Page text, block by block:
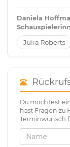
Daniela
Julia Roberts
Du möchtest
hast Fragen zu
Terminwunsch